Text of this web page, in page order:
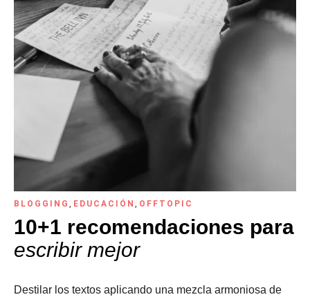
BLOGGING , EDUCACIÓN , OFFTOPIC
10+1 recomendaciones para
escribir mejor
Destilar los textos aplicando una mezcla armoniosa de